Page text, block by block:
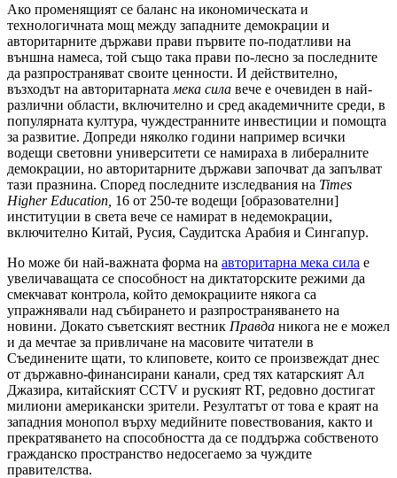
Ако променящият се баланс на икономическата и
технологичната мощ между западните демокрации и
авторитарните държави прави първите по-податливи на
външна намеса, той също така прави по-лесно за последните
да разпространяват своите ценности. И действително,
възходът на авторитарната мека сила вече е очевиден в най-
различни области, включително и сред академичните среди, в
популярната култура, чуждестранните инвестиции и помощта
за развитие. Допреди няколко години например всички
водещи световни университети се намираха в либералните
демокрации, но авторитарните държави започват да запълват
тази празнина. Според последните изследвания на Times
Higher Education 16 от 250-те водещи [образователни]
институции в света вече се намират в недемокрации,
включително Китай, Русия, Саудитска Арабия и Сингапур.
Но може би най-важната форма на авторитарна мека сила е
увеличаващата се способност на диктаторските режими да
смекчават контрола, който демокрациите някога са
упражнявали над събирането и разпространяването на
новини. Докато съветският вестник Правда никога не е можел
и да мечтае за привличане на масовите читатели в
Съединените щати, то клиповете, които се произвеждат днес
от държавно-финансирани канали, сред тях катарският Ал
Джазира, китайският CCTV и руският RT, редовно достигат
милиони американски зрители. Резултатът от това е краят на
западния монопол върху медийните повествования, както и
прекратяването на способността да се поддържа собственото
гражданско пространство недосегаемо за чуждите
правителства.